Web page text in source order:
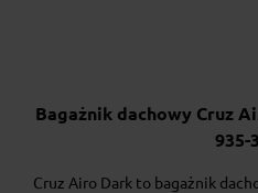
Bagażnik dachowy Cruz
935-
Cruz Airo Dark to bagażnik